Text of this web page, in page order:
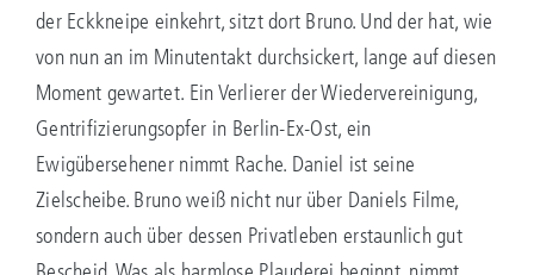
der Eckkneipe einkehrt, sitzt dort Bruno. Und der hat, wie
von nun an im Minutentakt durchsickert, lange auf diesen
Moment gewartet. Ein Verlierer der Wiedervereinigung,
Gentrifizierungsopfer in Berlin-Ex-Ost, ein
Ewigübersehener nimmt Rache. Daniel ist seine
Zielscheibe. Bruno weiß nicht nur über Daniels Filme,
sondern auch über dessen Privatleben erstaunlich gut